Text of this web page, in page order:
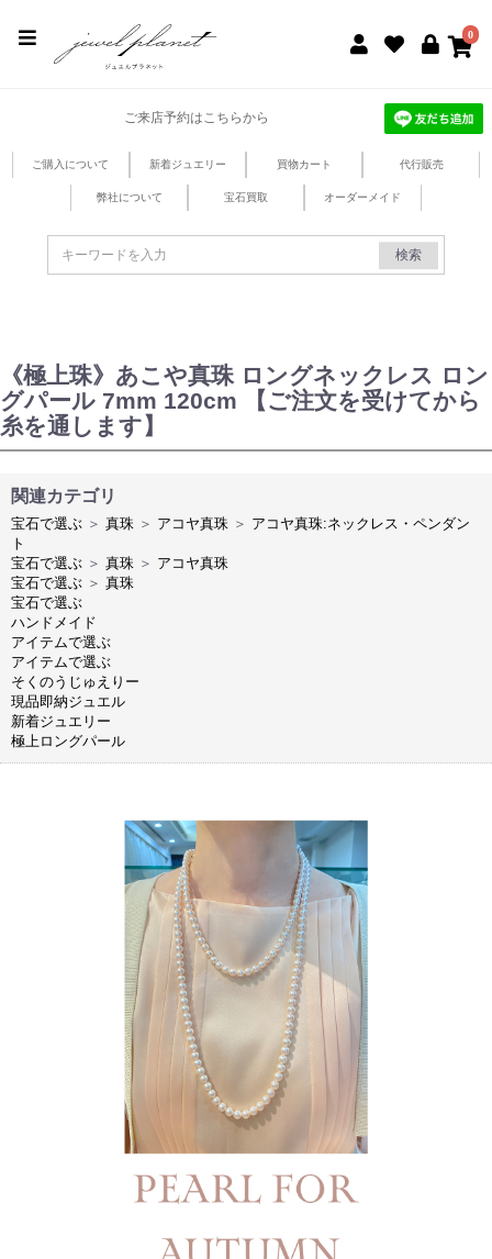
0
ご来店予約はこちらから
ご購入について 新着ジュエリー 買物カート 代行販売
弊社について 宝石買取 オーダーメイド
検索
《極上珠》あこや真珠 ロングネックレス ロン
グパール 7mm 120cm 【ご注文を受けてから
糸を通します】
関連カテゴリ
宝石で選ぶ ＞ 真珠 ＞ アコヤ真珠 ＞ アコヤ真珠:ネックレス・ペンダン
ト
宝石で選ぶ ＞ 真珠 ＞ アコヤ真珠
宝石で選ぶ ＞ 真珠
宝石で選ぶ
ハンドメイド
アイテムで選ぶ
アイテムで選ぶ
そくのうじゅえりー
現品即納ジュエル
新着ジュエリー
極上ロングパール